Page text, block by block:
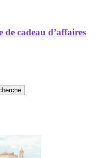
de cadeau d’affaires